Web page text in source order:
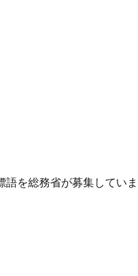
を総務省が募集していま